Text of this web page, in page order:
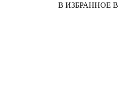
В ИЗБРАННОЕ В